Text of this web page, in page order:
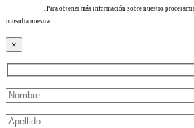
. Para obtener más información sobre nuestro
consulta nuestra
×